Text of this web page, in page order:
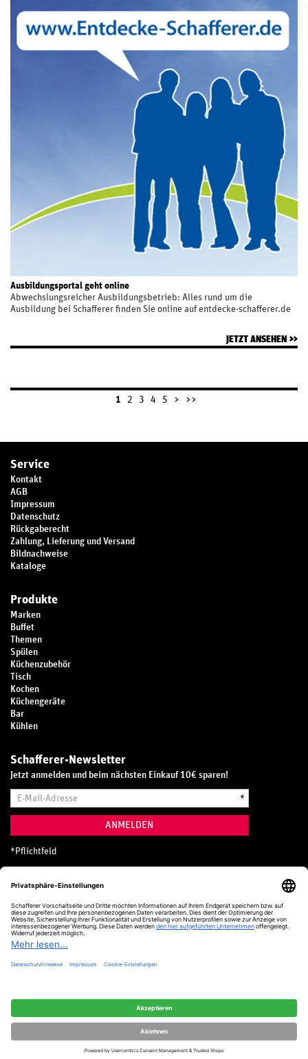
Ausbildungsportal geht online
Abwechslungsreicher Ausbildungsbetrieb: Alles rund um die
Ausbildung bei Schafferer finden Sie online auf entdecke-schafferer.de
JETZT ANSEHEN
1 2 3 4 5 > >>
Service
Kontakt
AGB
Impressum
Datenschutz
Rückgaberecht
Zahlung, Lieferung und Versand
Bildnachweise
Kataloge
Produkte
Marken
Buffet
Themen
Spülen
Küchenzubehör
Tisch
Kochen
Küchengeräte
Bar
Kühlen
Schafferer-Newsletter
Jetzt anmelden und beim nächsten Einkauf 10€ sparen!
Mail-
*
ANMELDEN
* Pflichtfeld
Hotline
0800 20 70 300 (D)
Kostenlos aus dem deutschen Festnetz
24 Stunden / 365 Tage im Jahr
Alle Preise inkl. MwSt.
© Schafferer & Co. KG, 2025